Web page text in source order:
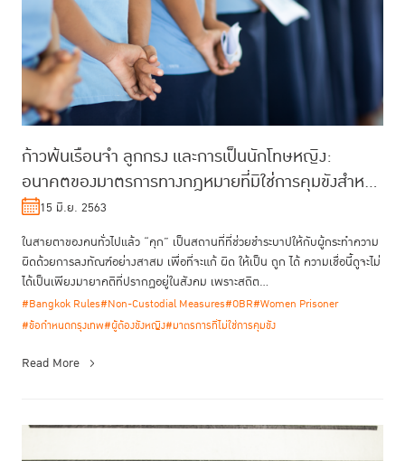
ก้าวพ้นเรือนจำ ลูกกรง และการเป็นนักโทษหญิง:
อนาคตของมาตรการทางกฎหมายที่มิใช่การคุมขังสำหรับ
ผู้หญิงที่กระทำผิด
15 มิ.ย. 2563
ในสายตาของคนทั่วไปแล้ว “คุก” เป็นสถานที่ที่ช่วยชำระบาปให้กับผู้กระทำความ
ผิดด้วยการลงทัณฑ์อย่างสาสม เพื่อที่จะแก้ ผิด ให้เป็น ถูก ได้ ความเชื่อนี้ดูจะไม่
ได้เป็นเพียงมายาคติที่ปรากฏอยู่ในสังคม เพราะสถิต...
#Bangkok Rules#Non-Custodial Measures#OBR#Women Prisoner
#ข้อกำหนดกรุงเทพ#ผู้ต้องขังหญิง#มาตรการที่ไม่ใช่การคุมขัง
Read More